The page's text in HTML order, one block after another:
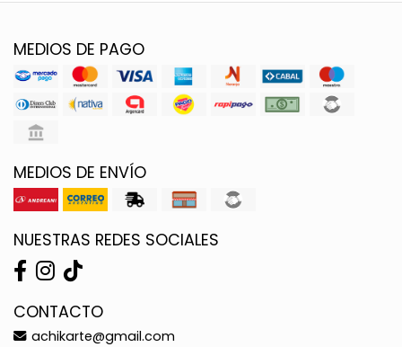
MEDIOS DE PAGO
MEDIOS DE ENVÍO
NUESTRAS REDES SOCIALES
CONTACTO
achikarte@gmail.com